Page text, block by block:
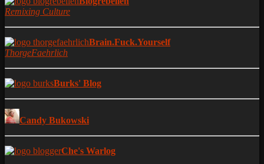
Remixing Culture
Brain.Fuck.Yourself
ThorgeFaehrlich
Burks' Blog
Candy Bukowski
Che's Warlog